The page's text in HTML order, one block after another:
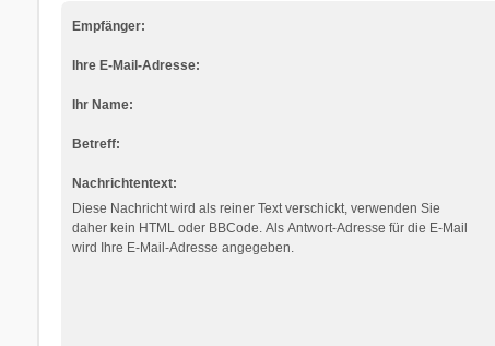
Empfänger:
Ihre E-Mail-Adresse:
Ihr Name:
Betreff:
Nachrichtentext:
Diese Nachricht wird als reiner Text verschickt, verwenden Sie
daher kein HTML oder BBCode. Als Antwort-Adresse für die E-Mail
wird Ihre E-Mail-Adresse angegeben.